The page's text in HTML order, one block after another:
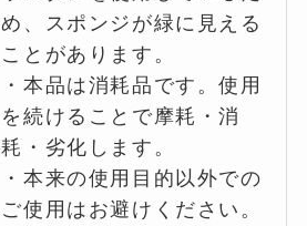
め、スポンジが緑に見える
ことがあります。
・本品は消耗品です。使用
を続けることで摩耗・消
耗・劣化します。
・本来の使用目的以外での
ご使用はお避けください。